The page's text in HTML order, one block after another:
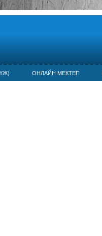
ОНЛАЙН МЕКТЕП